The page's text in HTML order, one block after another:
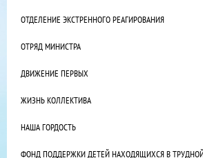
ОТДЕЛЕНИЕ ЭКСТРЕННОГО РЕАГИРОВАНИЯ
ОТРЯД МИНИСТРА
ДВИЖЕНИЕ ПЕРВЫХ
ЖИЗНЬ КОЛЛЕКТИВА
НАША ГОРДОСТЬ
ФОНД ПОДДЕРЖКИ ДЕТЕЙ НАХОДЯЩИХСЯ В